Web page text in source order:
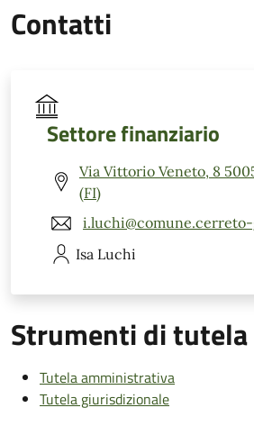
Contatti
Settore finanziario
Via Vittorio Veneto, 8
(FI)
Isa Luchi
Strumenti di tutela
Tutela amministrativa
Tutela giurisdizionale